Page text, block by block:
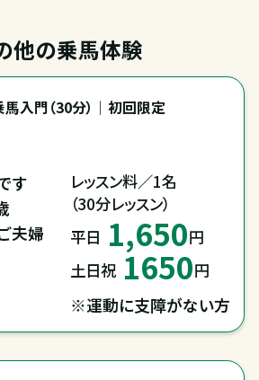
他の乗馬体験
入門（30分）｜初回限定
す
夫婦
レッスン料／1名
（30分レッスン）
平日 1,650円
土日祝 1650円
※運動に支障がない方